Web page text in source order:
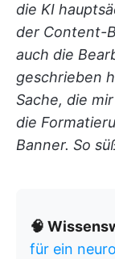
die KI
der Content-
auch die
geschrieben
Sache, die
die
Banner. So
🧠
für ein